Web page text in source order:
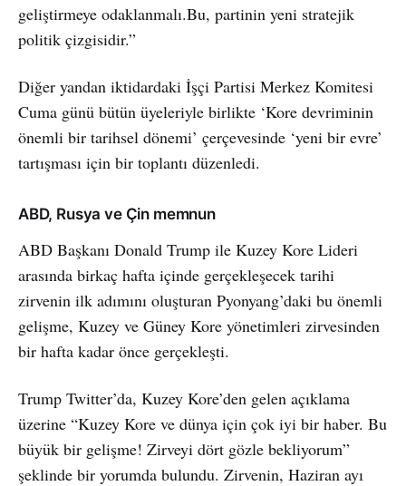
geliştirmeye odaklanmalı.Bu, partinin yeni stratejik
politik çizgisidir.”
Diğer yandan iktidardaki İşçi Partisi Merkez Komitesi
Cuma günü bütün üyeleriyle birlikte ‘Kore devriminin
önemli bir tarihsel dönemi’ çerçevesinde ‘yeni bir evre’
tartışması için bir toplantı düzenledi.
ABD, Rusya ve Çin memnun
ABD Başkanı Donald Trump ile Kuzey Kore Lideri
arasında birkaç hafta içinde gerçekleşecek tarihi
zirvenin ilk adımını oluşturan Pyonyang’daki bu önemli
gelişme, Kuzey ve Güney Kore yönetimleri zirvesinden
bir hafta kadar önce gerçekleşti.
Trump Twitter’da, Kuzey Kore’den gelen açıklama
üzerine “Kuzey Kore ve dünya için çok iyi bir haber. Bu
büyük bir gelişme! Zirveyi dört gözle bekliyorum”
şeklinde bir yorumda bulundu. Zirvenin, Haziran ayı